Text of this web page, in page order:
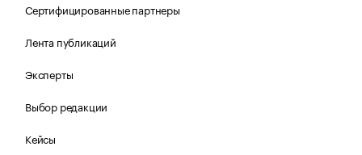
Сертифицированные партнеры
Лента публикаций
Эксперты
Выбор редакции
Кейсы